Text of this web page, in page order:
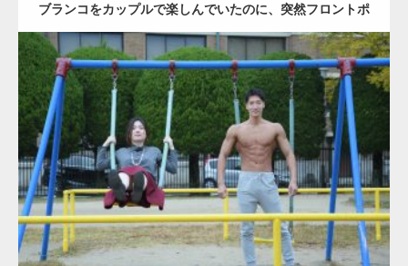
ブランコをカップルで楽しんでいたのに、突然フロントポ
ーズをするマッチョ
Update: 2021.07.6
Category:公園のマッチョ その他 AKIHITO(細マッチョ) 腹筋 大胸筋
ダウンロード